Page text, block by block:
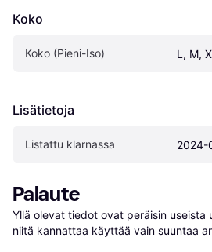
Koko
Koko (Pieni-Iso) L, M,
Lisätietoja
Listattu klarnassa 2024-
Palaute
Yllä olevat tiedot ovat peräisin useista
niitä kannattaa käyttää vain suuntaa